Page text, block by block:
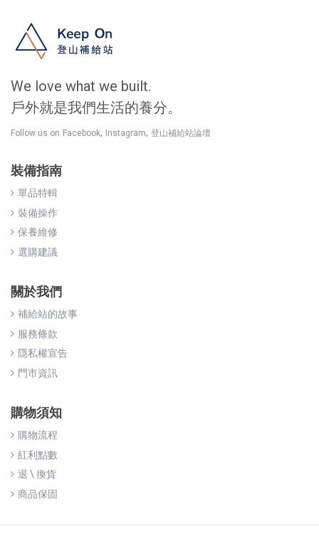
We love what we built.
戶外就是我們生活的養分。
Follow us on Facebook, Instagram, 登山補給站論壇
裝備指南
單品特輯
裝備操作
保養維修
選購建議
關於我們
補給站的故事
服務條款
隱私權宣告
門市資訊
購物須知
購物流程
紅利點數
退 \ 換貨
商品保固